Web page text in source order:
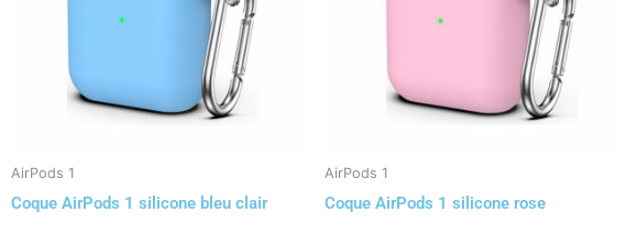
AirPods 1
Coque AirPods 1 silicone bleu clair
AirPods 1
Coque AirPods 1 silicone rose